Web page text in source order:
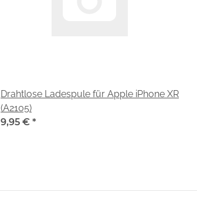
Drahtlose Ladespule für Apple iPhone XR
(A2105)
9,95 € *